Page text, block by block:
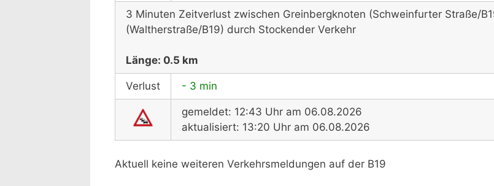
3 Minuten Zeitverlust zwischen Greinbergknoten (Schweinfurter Straße/
(Waltherstraße/B19) durch Stockender Verkehr
Länge: 0.5 km
Verlust - 3 min
gemeldet: 12:43 Uhr am 06.08.2026
aktualisiert: 13:20 Uhr am 06.08.2026
Aktuell keine weiteren Verkehrsmeldungen auf der B19